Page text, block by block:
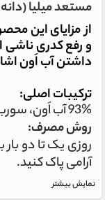
مستعد میلیا
از مزایای این
و رفع کدری ناشی
داشتن آب اَون
ترکیبات اصلی:
93% آب اَون، سوربيتول و عوامل پاک كننده فوق ملايم.
روش مصرف:
روزی یک تا دو
آرامی پاک کنید.
نمایش بیشتر